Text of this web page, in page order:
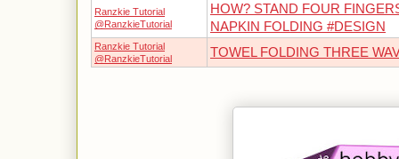
Ranzkie Tutorial
@RanzkieTutorial
HOW? STAND FOUR
NAPKIN FOLDING #DESIGN
Ranzkie Tutorial
@RanzkieTutorial
TOWEL FOLDING THREE